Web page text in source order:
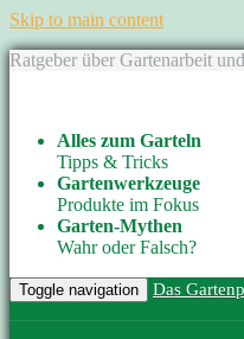
Skip to main content
Ratgeber über Gartenarbeit
Alles zum Garteln
Tipps & Tricks
Gartenwerkzeuge
Produkte im Fokus
Garten-Mythen
Wahr oder Falsch?
Toggle navigation Das